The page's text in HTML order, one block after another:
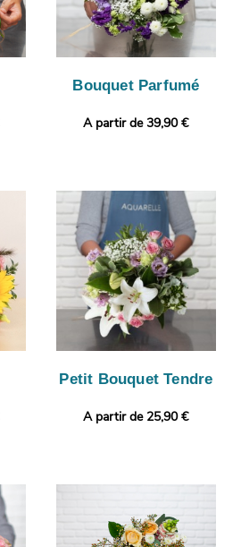
Bouquet Parfumé
A partir de 39,90 €
Petit Bouquet Tendre
A partir de 25,90 €